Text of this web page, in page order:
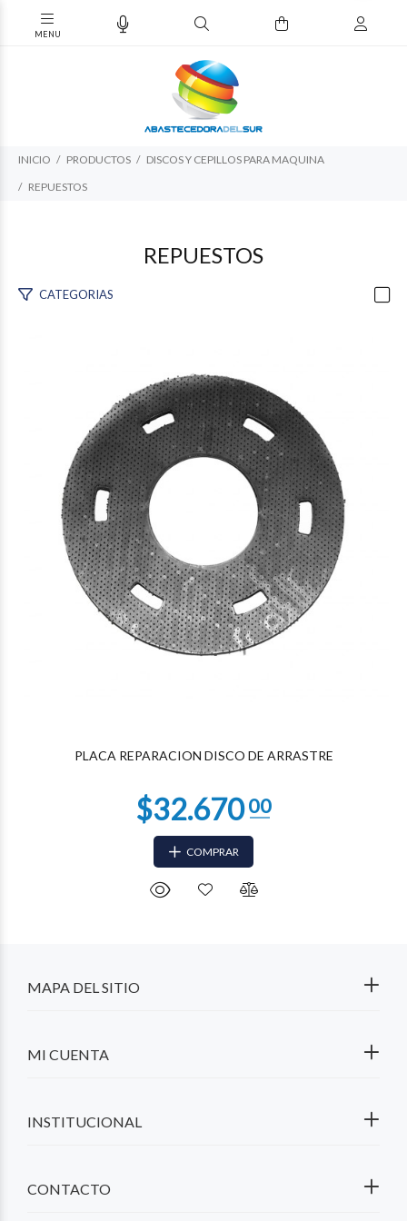
INICIO PRODUCTOS
DISCOS Y CEPILLOS PARA MAQUINA
REPUESTOS
REPUESTOS
CATEGORIAS
PLACA REPARACION DISCO DE ARRASTRE
$32.67000
COMPRAR
MAPA DEL SITIO
MI CUENTA
INSTITUCIONAL
CONTACTO